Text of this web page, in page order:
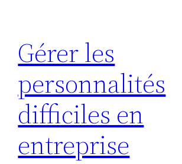
Gérer les
personnalités
difficiles en
entreprise